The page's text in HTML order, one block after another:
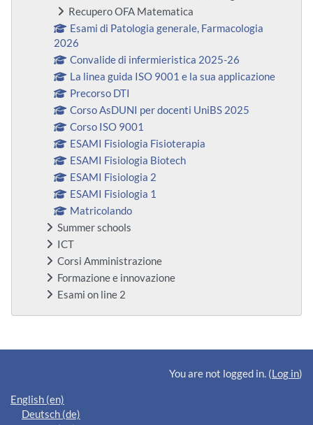
Recupero OFA Matematica
Esami di Patologia generale, Farmacologia
2026
Convalide di infermieristica 2025-26
La linea guida ISO 9001 e la sua applicazione
Precorso DTI
Corso AsDUNI per docenti UniBS 2025
Corso ISO 9001
ESAMI Fisiologia Fisioterapia
ESAMI Fisiologia Biotech
ESAMI Fisiologia 2
ESAMI Fisiologia 1
Matricolando
Summer schools
ICT
Corsi Amministrazione
Formazione e innovazione
Esami on line 2
Supplementary blocks
You are not logged in. (Log in)
English ‎(en)‎
Deutsch ‎(de)‎